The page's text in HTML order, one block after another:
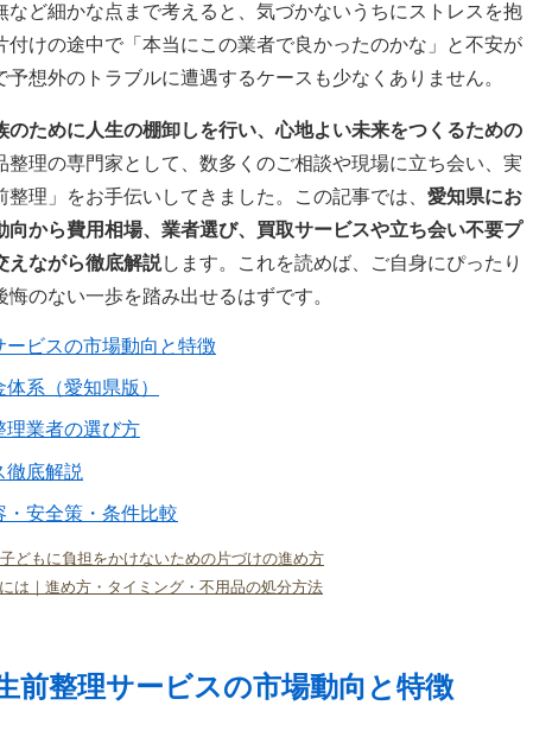
など細かな点まで考えると、気づかないうちにストレスを抱
付けの途中で「本当にこの業者で良かったのかな」と不安が
想外のトラブルに遭遇するケースも少なくありません。
のために人生の棚卸しを行い、心地よい未来をつくるための
整理の専門家として、数多くのご相談や現場に立ち会い、実
理」をお手伝いしてきました。この記事では、 愛知県にお
向から費用相場、業者選び、買取サービスや立ち会い不要プ
えながら徹底解説します。これを読めば、ご自身にぴったり
のない一歩を踏み出せるはずです。
ビスの市場動向と特徴
系（愛知県版）
理業者の選び方
徹底解説
安全策・条件比較
どもに負担をかけないための片づけの進め方
は｜進め方・タイミング・不用品の処分方法
前整理サービスの市場動向と特徴